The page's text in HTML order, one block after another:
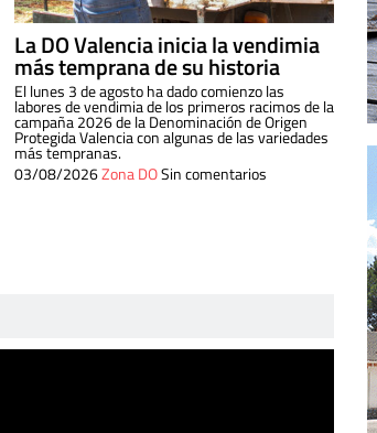
La DO Valencia inicia la vendimia
más temprana de su historia
El lunes 3 de agosto ha dado comienzo las
labores de vendimia de los primeros racimos de la
campaña 2026 de la Denominación de Origen
Protegida Valencia con algunas de las variedades
más tempranas.
03/08/2026Zona DOSin comentarios